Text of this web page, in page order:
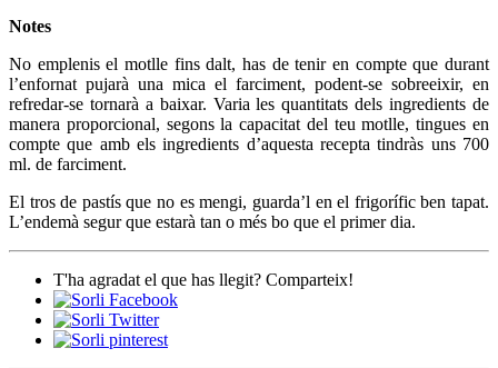
Notes
No emplenis el motlle fins dalt, has de tenir en compte que durant
l’enfornat pujarà una mica el farciment, podent-se sobreeixir, en
refredar-se tornarà a baixar. Varia les quantitats dels ingredients de
manera proporcional, segons la capacitat del teu motlle, tingues en
compte que amb els ingredients d’aquesta recepta tindràs uns 700
ml. de farciment.
El tros de pastís que no es mengi, guarda’l en el frigorífic ben tapat.
L’endemà segur que estarà tan o més bo que el primer dia.
T'ha agradat el que has llegit? Comparteix!